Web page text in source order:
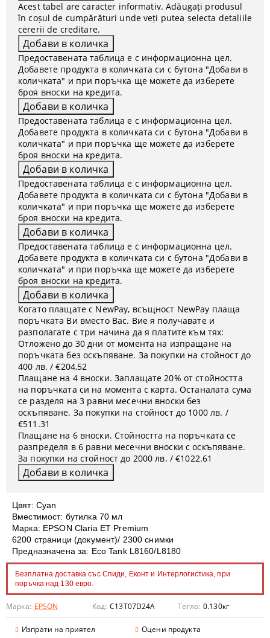
Цвят: Cyan
Вместимост: бутилка 70 мл
Марка: EPSON Claria ET Premium
6200 страници (документ)/ 2300 снимки
Предназначена за: Eco Tank L8160/L8180
Безплатна доставка със Спиди, Еконт и Интерлогистика, при
поръчка над 130 евро.
Марка: EPSON Код: C13T07D24A Тегло: 0.130кг
Изпрати на приятел Оцени продукта
Acest tabel are caracter informativ. Adăugați produsul
în coșul de cumpărături unde veți putea selecta detaliile
cererii de creditare.
Предоставената таблица е с информационна цел.
Добавете продукта в количката си с бутона "Добави в
количката" и при поръчка ще можете да изберете
броя вноски на кредита.
Предоставената таблица е с информационна цел.
Добавете продукта в количката си с бутона "Добави в
количката" и при поръчка ще можете да изберете
броя вноски на кредита.
Предоставената таблица е с информационна цел.
Добавете продукта в количката си с бутона "Добави в
количката" и при поръчка ще можете да изберете
броя вноски на кредита.
Предоставената таблица е с информационна цел.
Добавете продукта в количката си с бутона "Добави в
количката" и при поръчка ще можете да изберете
броя вноски на кредита.
Когато плащате с NewPay, всъщност NewPay плаща
поръчката Ви вместо Вас. Вие я получавате и
разполагате с три начина да я платите към тях:
Отложено до 30 дни от момента на изпращане на
поръчката без оскъпяване. За покупки на стойност до
400 лв. / €204,52
Плащане на 4 вноски. Заплащате 20% от стойността
на поръчката си на момента с карта. Останалата сума
се разделя на 3 равни месечни вноски без
оскъпяване. За покупки на стойност до 1000 лв. /
€511.31
Плащане на 6 вноски. Стойността на поръчката се
разпределя в 6 равни месечни вноски с оскъпяване.
За покупки на стойност до 2000 лв. / €1022.61